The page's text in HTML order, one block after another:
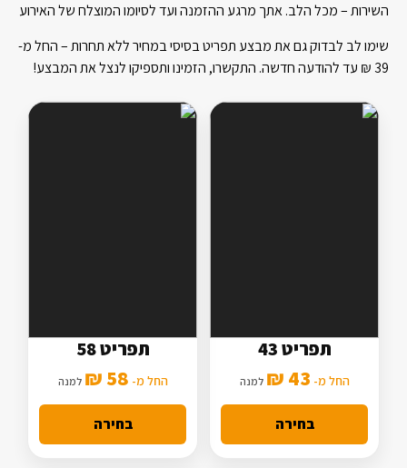
השירות – מכל הלב. אתך מרגע ההזמנה ועד לסיומו המוצלח של האירוע
שימו לב לבדוק גם את מבצע תפריט בסיסי במחיר ללא תחרות – החל מ-
39
₪ עד להודעה חדשה. התקשרו, הזמינו ותספיקו לנצל את המבצע!
2 תוספות
מנה עיקרית בסיסית
תפריט 43
החל מ- 43 ₪ למנה
בחירה
3 תוספות
מנה עיקרית מורחבת
תפריט 58
החל מ- 58 ₪ למנה
בחירה